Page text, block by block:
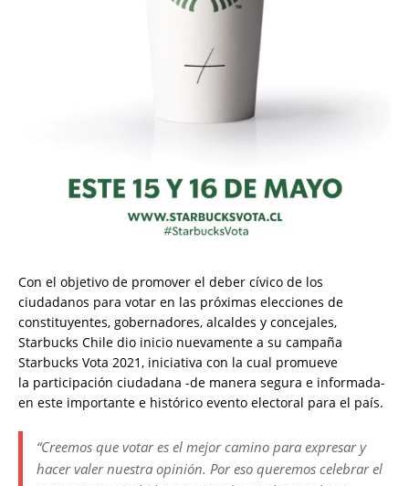
Con el objetivo de promover el deber cívico de los
ciudadanos para votar en las próximas elecciones de
constituyentes, gobernadores, alcaldes y concejales,
Starbucks Chile dio inicio nuevamente a su campaña
Starbucks Vota 2021, iniciativa con la cual promueve
la participación ciudadana -de manera segura e informada-
en este importante e histórico evento electoral para el país.
“Creemos que votar es el mejor camino para expresar y
hacer valer nuestra opinión. Por eso queremos celebrar el